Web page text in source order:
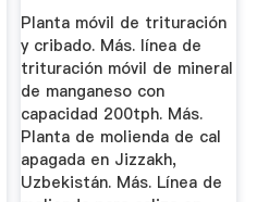
Planta móvil de trituración
y cribado. Más. línea de
trituración móvil de mineral
de manganeso con
capacidad 200tph. Más.
Planta de molienda de cal
apagada en Jizzakh,
Uzbekistán. Más. Línea de